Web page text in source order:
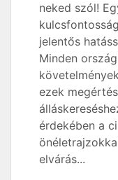
neked szól!
jelentős
Minden
ezek
érdekében a
elvárás...